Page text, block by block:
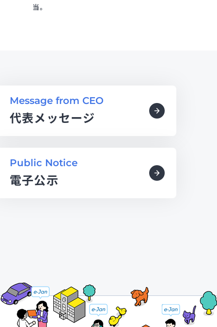
当。
Message from CEO
代表メッセージ
Public Notice
電子公示